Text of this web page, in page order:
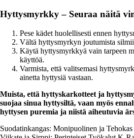
Hyttysmyrkky – Seuraa näitä
Pese kädet huolellisesti ennen
Vältä hyttysmyrkyn joutumista
Käytä hyttysmyrkkyä vain tarpeen
käyttöä.
Varmista, että valitsemasi
ainetta hyttysiä vastaan.
Muista, että hyttyskarkotteet ja
suojaa sinua hyttysiltä, vaan myös
hyttysen puremia ja niistä aiheutuvia
Suodatinkangas: Monipuolinen ja Tehokas